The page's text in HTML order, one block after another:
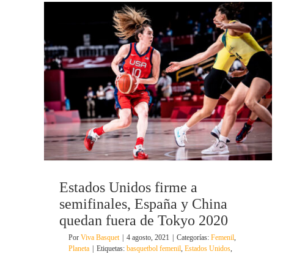
Estados Unidos firme a
semifinales, España y China
quedan fuera de Tokyo 2020
Por Viva Basquet 4 agosto, 2021 Categorías: Femenil,
Planeta
Etiquetas: basquetbol femenil, Estados Unidos,